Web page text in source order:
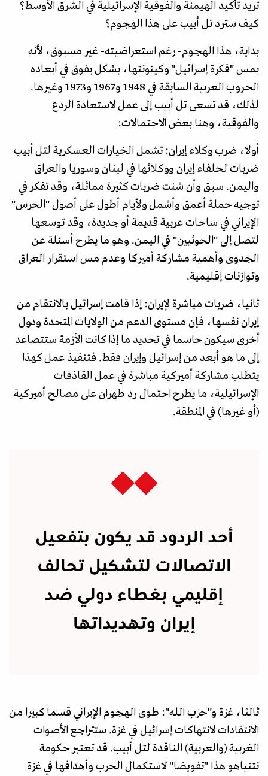
تريد تأكيد الهيمنة والفوقية الإسرائيلية في الشرق الأوسط؟
كيف سترد تل أبيب على هذا الهجوم؟
بداية، هذا الهجوم- رغم استعراضيته- غير مسبوق، لأنه
يمس "فكرة إسرائيل" وكينونتها، بشكل يفوق في أبعاده
الحروب العربية السابقة في 1948 و1967 و1973 وغيرها.
لذلك، قد تسعى تل أبيب إلى عمل لاستعادة الردع
والفوقية، وهنا بعض الاحتمالات:
أولا، ضرب وكلاء إيران: تشمل الخيارات العسكرية لتل أبيب
ضربات لحلفاء إيران ووكلائها في لبنان وسوريا والعراق
واليمن. سبق وأن شنت ضربات كثيرة مماثلة، وقد تفكر في
توجيه حملة أعمق وأشمل ولأيام أطول على أصول "الحرس"
الإيراني في ساحات عربية قديمة أو جديدة، وقد توسعها
لتصل إلى "الحوثيين" في اليمن. وهو ما يطرح أسئلة عن
الجدوى وأهمية مشاركة أميركا وعدم مس استقرار العراق
وتوازنات إقليمية.
ثانيا، ضربات مباشرة لإيران: إذا قامت إسرائيل بالانتقام من
إيران نفسها، فإن مستوى الدعم من الولايات المتحدة ودول
أخرى سيكون حاسما في تحديد ما إذا كانت الأزمة ستتصاعد
إلى ما هو أبعد من إسرائيل وإيران فقط. فتنفيذ عمل كهذا
يتطلب مشاركة أميركية مباشرة في عمل القاذفات
الإسرائيلية، ما يطرح احتمال رد طهران على مصالح أميركية
(أو غيرها) في المنطقة.
أحد الردود قد يكون بتفعيل
الاتصالات لتشكيل تحالف
إقليمي بغطاء دولي ضد
إيران وتهديداتها
ثالثا، غزة و"حزب الله": طوى الهجوم الإيراني قسما كبيرا من
الانتقادات لانتهاكات إسرائيل في غزة. ستتراجع الأصوات
الغربية (والعربية) الناقدة لتل أبيب. قد تعتبر حكومة
نتنياهو هذا "تفويضا" لاستكمال الحرب وأهدافها في غزة